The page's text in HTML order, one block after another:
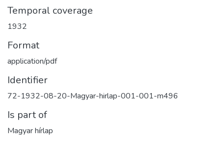
Temporal coverage
1932
Format
application/pdf
Identifier
72-1932-08-20-Magyar-hirlap-001-001-m496
Is part of
Magyar hírlap